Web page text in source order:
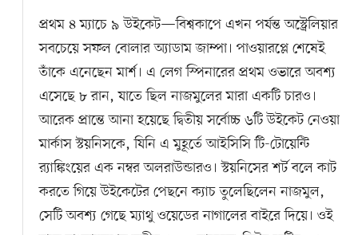
প্রথম ৪ ম্যাচে ৯ উইকেট—বিশ্বকাপে এখন পর্যন্ত অস্ট্রেলিয়ার
সবচেয়ে সফল বোলার অ্যাডাম জাম্পা। পাওয়ারপ্লে শেষেই
তাঁকে এনেছেন মার্শ। এ লেগ স্পিনারের প্রথম ওভারে অবশ্য
এসেছে ৮ রান, যাতে ছিল নাজমুলের মারা একটি চারও।
আরেক প্রান্তে আনা হয়েছে দ্বিতীয় সর্বোচ্চ ৬টি উইকেট নেওয়া
মার্কাস স্টয়নিসকে, যিনি এ মুহূর্তে আইসিসি টি-টোয়েন্টি
র‍্যাঙ্কিংয়ের এক নম্বর অলরাউন্ডারও। স্টয়নিসের শর্ট বলে কাট
করতে গিয়ে উইকেটের পেছনে ক্যাচ তুলেছিলেন নাজমুল,
সেটি অবশ্য গেছে ম্যাথু ওয়েডের নাগালের বাইরে দিয়ে। ওই